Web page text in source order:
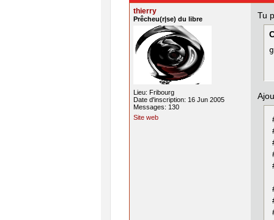
thierry
Prêcheu(r|se) du libre
Lieu: Fribourg
Date d'inscription: 16 Jun 2005
Messages: 130
Site web
Tu